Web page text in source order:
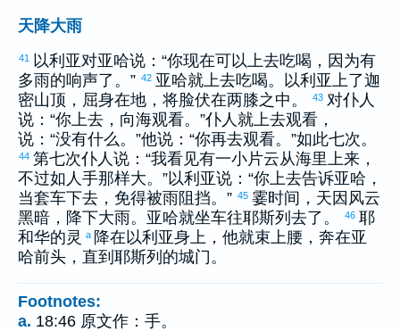
天降大雨
41 以利亚对亚哈说：“你现在可以上去吃喝，因为有
多雨的响声了。” 42 亚哈就上去吃喝。 以利亚上了迦
密山顶，屈身在地，将脸伏在两膝之中。 43 对仆人
说：“你上去，向海观看。”仆人就上去观看，
说：“没有什么。”他说：“你再去观看。”如此七次。
44 第七次仆人说：“我看见有一小片云从海里上来，
不过如人手那样大。”以利亚说：“你上去告诉亚哈 ，
当套车下去，免得被雨阻挡。” 45 霎时间，天因风云
黑暗，降下大雨。 亚哈就坐车往耶斯列 去了。 46 耶
和华的灵 a 降在以利亚身上，他就束上腰，奔在亚
哈前头，直到 耶斯列 的城门。
Footnotes:
a. 18:46 原文作：手。